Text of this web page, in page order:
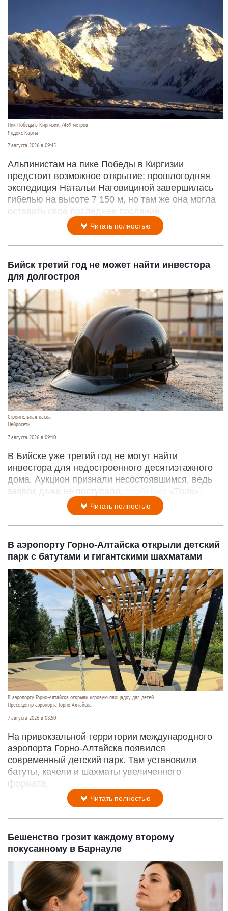
Пик Победы в Киргизии, 7439 метров
Яндекс Карты
7 августа 2026 в 09:45
Альпинистам на пике Победы в Киргизии
предстоит возможное открытие: прошлогодняя
экспедиция Натальи Наговициной завершилась
гибелью на высоте 7 150 м, но там же она могла
оставить свое последнее послание.
Читать полностью
Бийск третий год не может найти инвестора
для долгостроя
Строительная каска
Нейросети
7 августа 2026 в 09:10
В Бийске уже третий год не могут найти
инвестора для недостроенного десятиэтажного
дома. Аукцион признали несостоявшимся, ведь
заявок даже не поступало,
сообщает «Толк».
Читать полностью
В аэропорту Горно-Алтайска открыли детский
парк с батутами и гигантскими шахматами
В аэропорту Горно-Алтайска открыли игровую площадку для детей.
Пресс-центр аэропорта Горно-Алтайска
7 августа 2026 в 08:50
На привокзальной территории международного
аэропорта Горно-Алтайска появился
современный детский парк. Там установили
батуты, качели и шахматы увеличенного
формата.
Читать полностью
Бешенство грозит каждому второму
покусанному в Барнауле